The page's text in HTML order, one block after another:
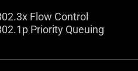
Flow Control
Priority Queuing